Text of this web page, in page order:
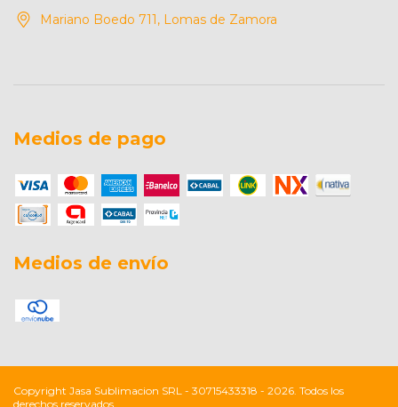
Mariano Boedo 711, Lomas de Zamora
Medios de pago
Medios de envío
Copyright Jasa Sublimacion SRL - 30715433318 - 2026. Todos los
derechos reservados.